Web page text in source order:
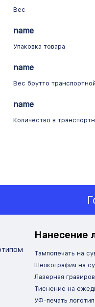
Вес
name
Упаковка товара
name
Вес брутто
name
Количество в
Нанесение
Тампопечать на
Шелкография на
Лазерная
Тиснение на
УФ-печать